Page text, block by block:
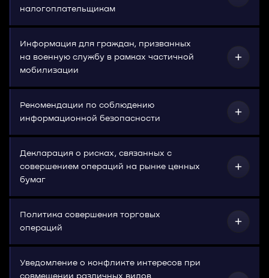
налогоплательщикам
Информация для граждан, призванных
на военную службу в рамках частичной
мобилизации
Рекомендации по соблюдению
информационной безопасности
Декларация о рисках, связанных с
совершением операций на рынке ценных
бумаг
Политика совершения торговых
операций
Уведомление о конфликте интересов при
совмещении различных видов